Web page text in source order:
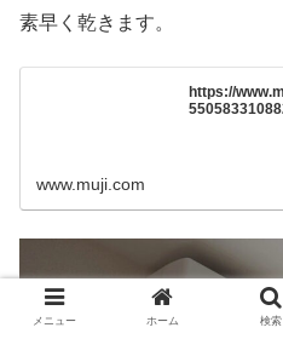
素早く乾きます。
https://
www.muji.com
メニュー ホーム 検索